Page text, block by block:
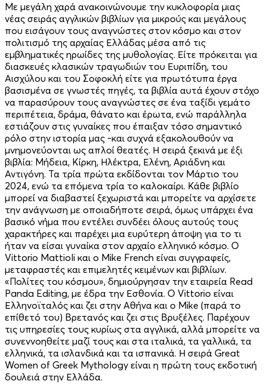
Με μεγάλη χαρά ανακοινώνουμε την κυκλοφορία μιας
νέας σειράς αγγλικών βιβλίων για μικρούς και μεγάλους
που εισάγουν τους αναγνώστες στον κόσμο και στον
πολιτισμό της αρχαίας Ελλάδας μέσα από τις
εμβληματικές ηρωίδες της μυθολογίας. Είτε πρόκειται για
διασκευές κλασικών τραγωδιών του Ευριπίδη, του
Αισχύλου και του Σοφοκλή είτε για πρωτότυπα έργα
βασισμένα σε γνωστές πηγές, τα βιβλία αυτά έχουν στόχο
να παρασύρουν τους αναγνώστες σε ένα ταξίδι γεμάτο
περιπέτεια, δράμα, θάνατο και έρωτα, ενώ παράλληλα
εστιάζουν στις γυναίκες που έπαιξαν τόσο σημαντικό
ρόλο στην ιστορία μας -και συχνά εξακολουθούν να
μνημονεύονται ως απλοί θεατές. Η σειρά ξεκινά με έξι
βιβλία: Μήδεια, Κίρκη, Ηλέκτρα, Ελένη, Αριάδνη και
Αντιγόνη. Τα τρία πρώτα εκδίδονται τον Μάρτιο του
2024, ενώ τα επόμενα τρία το καλοκαίρι. Κάθε βιβλίο
μπορεί να διαβαστεί ξεχωριστά και μπορείτε να αρχίσετε
την ανάγνωση με οποιαδήποτε σειρά, όμως υπάρχει ένα
βασικό νήμα που εντέλει συνδέει όλους αυτούς τους
χαρακτήρες και παρέχει μια ευρύτερη άποψη για το τι
ήταν να είσαι γυναίκα στον αρχαίο ελληνικό κόσμο. Ο
Vittorio Mattioli και ο Mike French είναι συγγραφείς,
μεταφραστές και επιμελητές κειμένων και βιβλίων.
«Πολίτες του κόσμου», δημιούργησαν την εταιρεία Read
Panda Editing, με έδρα την Εσθονία. Ο Vittorio είναι
Ελληνοϊταλός και ζει στην Αθήνα και ο Mike (παρά το
επίθετό του) Βρετανός και ζει στις Βρυξέλες. Παρέχουν
τις υπηρεσίες τους κυρίως στα αγγλικά, αλλά μπορείτε να
συνεννοηθείτε μαζί τους και στα ιταλικά, τα γαλλικά, τα
ελληνικά, τα ισλανδικά και τα ισπανικά. Η σειρά Great
Women of Greek Mythology είναι η πρώτη τους εκδοτική
δουλειά στην Ελλάδα.